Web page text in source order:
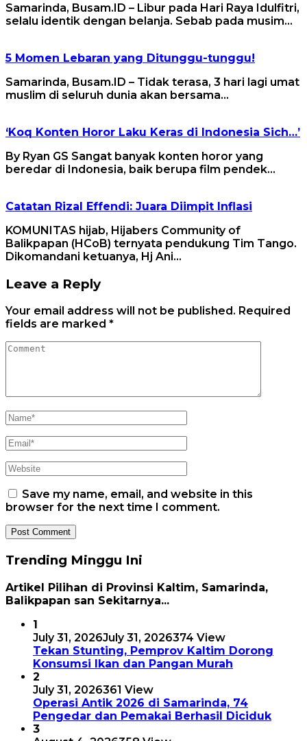
Samarinda, Busam.ID – Libur pada Hari Raya Idulfitri,
selalu identik dengan belanja. Sebab pada musim…
5 Momen Lebaran yang Ditunggu-tunggu!
Samarinda, Busam.ID – Tidak terasa, 3 hari lagi umat
muslim di seluruh dunia akan bersama…
‘Koq Konten Horor Laku Keras di Indonesia Sich…’
By Ryan GS Sangat banyak konten horor yang
beredar di Indonesia, baik berupa film pendek…
Catatan Rizal Effendi: Juara Diimpit Inflasi
KOMUNITAS hijab, Hijabers Community of
Balikpapan (HCoB) ternyata pendukung Tim Tango.
Dikomandani ketuanya, Hj Ani…
Leave a Reply
Your email address will not be published. Required
fields are marked *
Save my name, email, and website in this
browser for the next time I comment.
Trending Minggu Ini
Artikel Pilihan di Provinsi Kaltim, Samarinda,
Balikpapan san Sekitarnya...
1
July 31, 2026July 31, 2026374 View
Tekan Stunting, Pemprov Kaltim Dorong
Konsumsi Ikan dan Pangan Murah
2
July 31, 2026361 View
Operasi Antik 2026 di Samarinda, 74
Pengedar dan Pemakai Berhasil Diciduk
3